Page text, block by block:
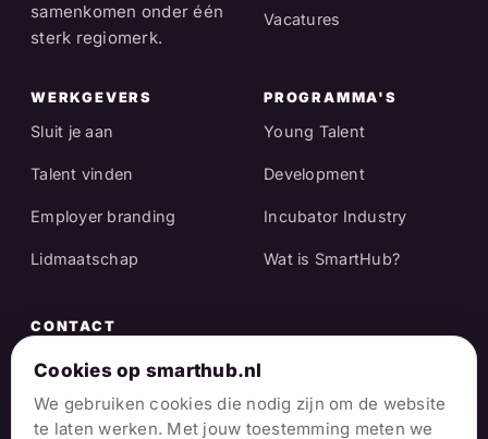
samenkomen onder één
sterk regiomerk.
Vacatures
WERKGEVERS
Sluit je aan
Talent vinden
Employer branding
Lidmaatschap
PROGRAMMA'S
Young Talent
Development
Incubator Industry
Wat is SmartHub?
CONTACT
Raadhuisstraat 25
7001 EX Doetinchem
Cookies op smarthub.nl
We gebruiken cookies die nodig zijn om de website
te laten werken. Met jouw toestemming meten we